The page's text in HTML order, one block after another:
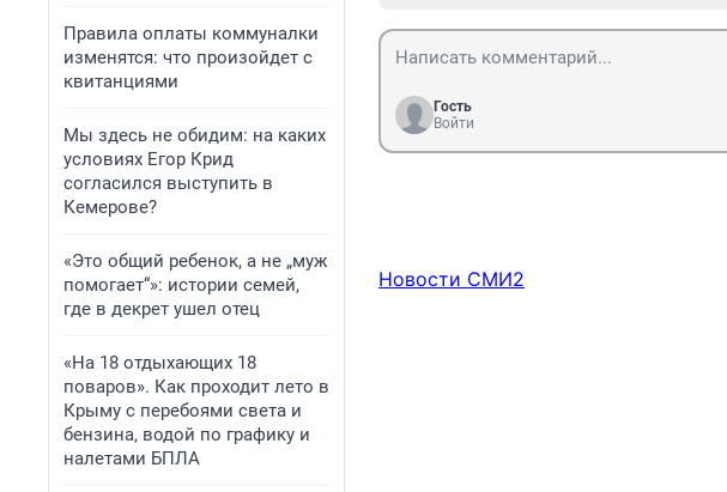
Правила оплаты коммуналки
изменятся: что произойдет с
квитанциями
Мы здесь не обидим: на каких
условиях Егор Крид
согласился выступить в
Кемерове?
«Это общий ребенок, а не „муж
помогает“»: истории семей,
где в декрет ушел отец
«На 18 отдыхающих 18
поваров». Как проходит лето в
Крыму с перебоями света и
бензина, водой по графику и
налетами БПЛА
Гость
Войти
Новости СМИ2